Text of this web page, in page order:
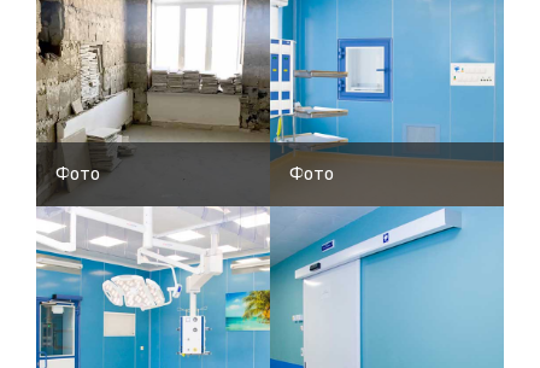
Фото Фото